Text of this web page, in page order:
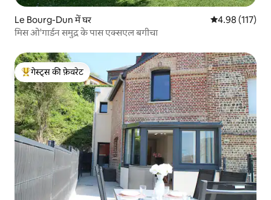
Le Bourg-Dun में घर औसत रेटिंग 5 में से
4.98 (117)
मिस ओ'गार्डन समुद्र के पास एक्सएल बगीचा
गेस्ट्स का टॉप फ़ेवरेट
गेस्ट्स की फ़ेवरेट